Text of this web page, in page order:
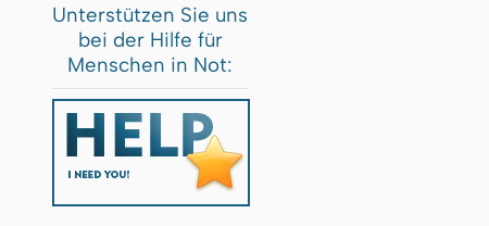
Unterstützen Sie uns
bei der Hilfe für
Menschen in Not: